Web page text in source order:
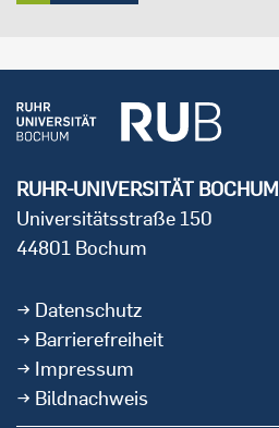
RUHR-UNIVERSITÄT BOCHUM
Universitätsstraße 150
44801 Bochum
Datenschutz
Barrierefreiheit
Impressum
Bildnachweis